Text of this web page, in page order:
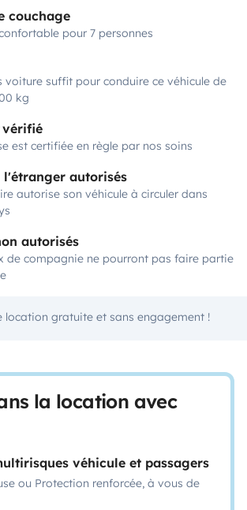
couchage
pour 7 personnes
voiture suffit pour conduire ce véhicule de
kg
vérifié
est certifiée en règle par nos soins
l'étranger autorisés
autorise son véhicule à circuler dans
autorisés
de compagnie ne pourront pas faire partie
location gratuite et sans engagement !
la location avec
véhicule et passagers
ou Protection renforcée, à vous de